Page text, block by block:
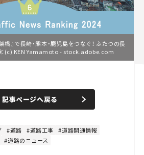
橋』で長崎・熊本・鹿児島をつなぐ！ ふたつの長
：(c) KEN Yamamoto - stock.adobe.com
n
e
d
0
0
記事ページへ戻る
道路 道路工事
道路開通情報
道路のニュース